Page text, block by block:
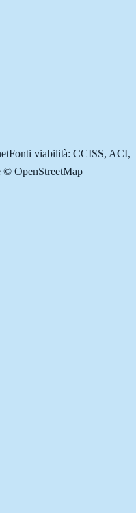
Fonti viabilità: CCISS, ACI,
© OpenStreetMap